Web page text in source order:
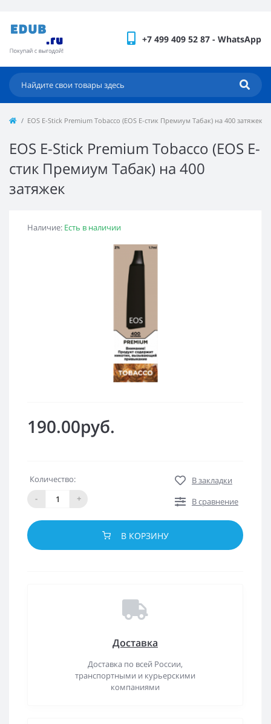
+7 499 409 52 87 - WhatsApp
EOS E-Stick Premium Tobacco (EOS Е-стик Премиум Табак) на 400 затяжек
EOS E-Stick Premium Tobacco (EOS Е-
стик Премиум Табак) на 400
затяжек
Наличие: Есть в наличии
190.00руб.
Количество:
-
+
В закладки
В сравнение
В КОРЗИНУ
Доставка
Доставка по всей России,
транспортными и курьерскими
компаниями